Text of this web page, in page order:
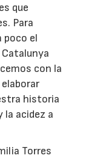
que
Para
poco el
con la
historia
la acidez a
Torres